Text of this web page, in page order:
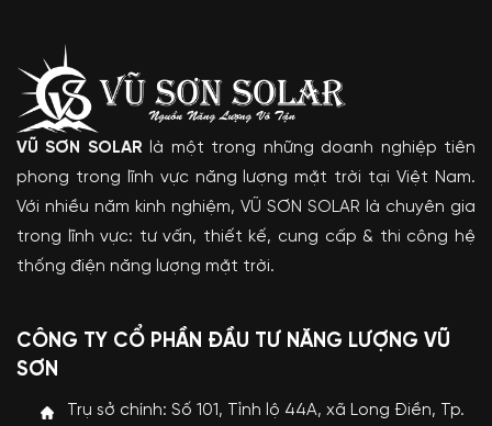
VŨ SƠN SOLAR là một trong những doanh nghiệp tiên
phong trong lĩnh vực năng lượng mặt trời tại Việt Nam.
Với nhiều năm kinh nghiệm, VŨ SƠN SOLAR là chuyên gia
trong lĩnh vực: tư vấn, thiết kế, cung cấp & thi công hệ
thống điện năng lượng mặt trời.
CÔNG TY CỔ PHẦN ĐẦU TƯ NĂNG LƯỢNG VŨ
SƠN
Trụ sở chính: Số 101, Tỉnh lộ 44A, xã Long Điền, Tp.